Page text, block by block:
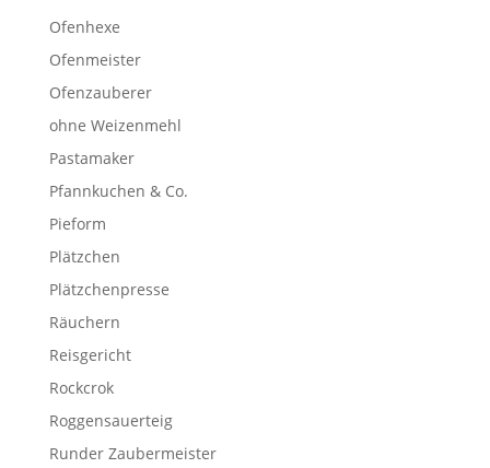
Ofenhexe
Ofenmeister
Ofenzauberer
ohne Weizenmehl
Pastamaker
Pfannkuchen & Co.
Pieform
Plätzchen
Plätzchenpresse
Räuchern
Reisgericht
Rockcrok
Roggensauerteig
Runder Zaubermeister